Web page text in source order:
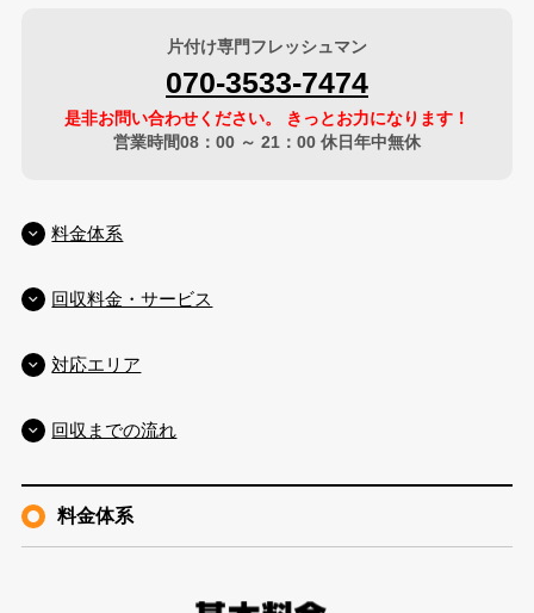
片付け専門フレッシュマン
070-3533-7474
是非お問い合わせください。 きっとお力になります！
営業時間08：00 ～ 21：00 休日年中無休
料金体系
回収料金・サービス
対応エリア
回収までの流れ
料金体系